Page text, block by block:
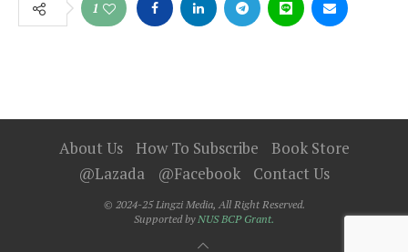
1
About Us How To Subscribe
Book Store
@Lazada
@Facebook Contact Us
© 2024-25 Lingzi Media, All Right Reserved.
Supported by NUS BCP Grant.